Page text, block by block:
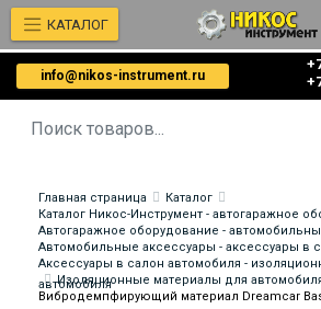
info@nikos-instrument.ru
КАТАЛОГ
Главная страница
Каталог
Каталог Никос-Инструмент - автогаражное
Автогаражное оборудование -
Автомобильные аксессуары - аксессуары в
Аксессуары в салон автомобиля -
автомобиля
Изоляционные материалы для
Вибродемпфирующий материал Dreamcar